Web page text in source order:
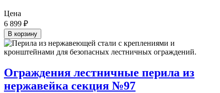
Цена
6 899 ₽
В корзину
Ограждения лестничные перила из
нержавейка секция №97